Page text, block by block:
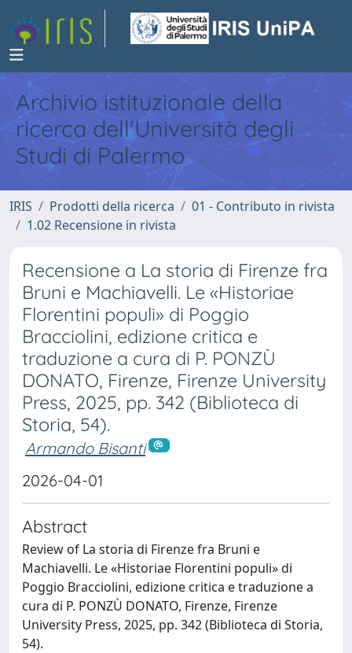
Archivio istituzionale della
ricerca dell'Università degli
Studi di Palermo
IRIS Prodotti della ricerca
01 - Contributo in rivista
1.02 Recensione in rivista
Recensione a La storia di Firenze fra
Bruni e Machiavelli. Le «Historiae
Florentini populi» di Poggio
Bracciolini, edizione critica e
traduzione a cura di P. PONZÙ
DONATO, Firenze, Firenze University
Press, 2025, pp. 342 (Biblioteca di
Storia, 54).
Armando Bisanti
2026-04-01
Abstract
Review of La storia di Firenze fra Bruni e
Machiavelli. Le «Historiae Florentini populi» di
Poggio Bracciolini, edizione critica e traduzione a
cura di P. PONZÙ DONATO, Firenze, Firenze
University Press, 2025, pp. 342 (Biblioteca di Storia,
54).